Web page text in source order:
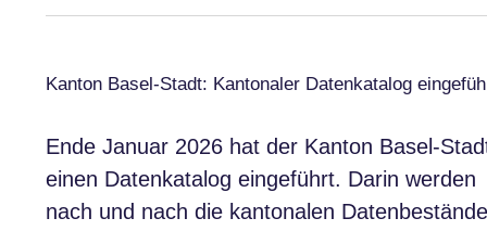
Kanton Basel-Stadt: Kantonaler Datenkatalog
Ende Januar 2026 hat der Kanton Basel-
einen Datenkatalog eingeführt. Darin werden
nach und nach die kantonalen Datenbestände